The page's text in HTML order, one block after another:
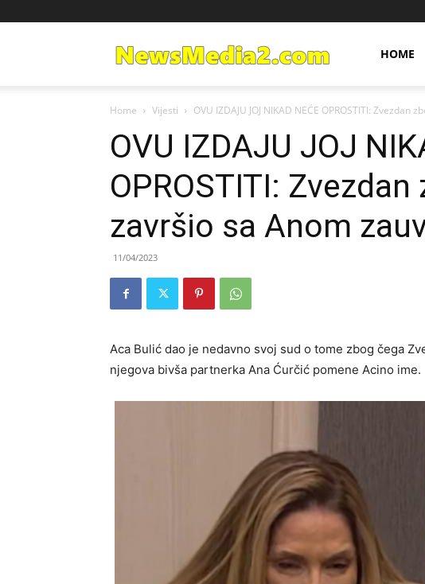
Media
HOME
Home Vijesti OVU IZDAJU JOJ NIKAD NEĆE OPROSTITI: Zvezdan
OVU IZDAJU JOJ
OPROSTITI:
završio sa Anom
11/04/2023
Aca Bulić dao je nedavno svoj sud o tome zbog čega
njegova bivša partnerka Ana Ćurčić pomene Acino ime.